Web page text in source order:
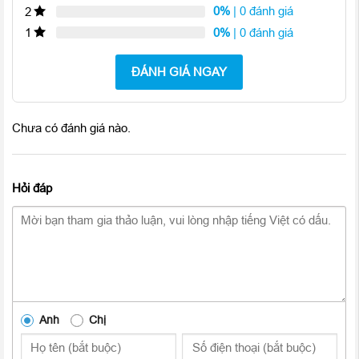
Samsung Galaxy S9 128GB cũ 99%
chip Snapdragon 845 được sản xuất trên dây chuyền 10nm
tiêu thụ điện năng ít hơn so với các thế hệ trước. Máy được
chạy Android 8.0 Oreo kết hợp 6 GB RAM mang lại khả năng
Camera chân thực
2
0% | 0 đánh giá
1
0% | 0 đánh giá
ĐÁNH GIÁ NGAY
Chưa có đánh giá nào.
Hỏi đáp
Anh Chị